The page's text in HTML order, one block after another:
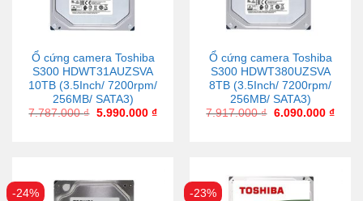
Ổ cứng camera Toshiba
S300 HDWT31AUZSVA
10TB (3.5Inch/ 7200rpm/
256MB/ SATA3)
7.787.000₫ 5.990.000 ₫
Ổ cứng camera Toshiba
S300 HDWT380UZSVA
8TB (3.5Inch/ 7200rpm/
256MB/ SATA3)
7.917.000₫ 6.090.000 ₫
-24% -23%